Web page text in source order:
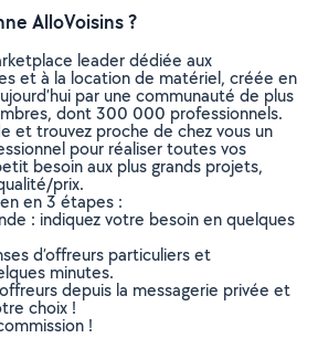
AlloVoisins ?
leader dédiée aux
et à la location de matériel, créée en
par une communauté de plus
dont 300 000 professionnels.
et trouvez proche de chez vous un
pour réaliser toutes vos
besoin aux plus grands projets,
prix.
en 3 étapes :
: indiquez votre besoin en quelques
d’offreurs particuliers et
minutes.
depuis la messagerie privée et
choix !
!